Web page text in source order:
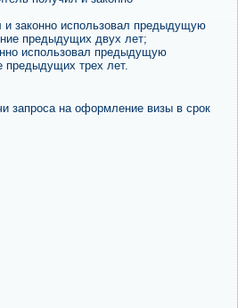
и законно использовал предыдущую
предыдущих двух лет;
использовал предыдущую
предыдущих трех лет.
запроса на оформление визы в срок